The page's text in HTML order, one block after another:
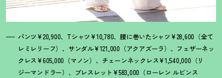
パンツ¥20,900、Tシャツ¥10,780、腰に巻いたシャツ¥28,600（全て
レミレリーフ）、サンダル¥121,000（アクアズーラ）、フェザーネッ
クレス¥605,000（マノン）、チェーンネックレス¥1,540,000（リ
ジーマンドラー）、ブレスレット¥583,000（ローレン ルビンス